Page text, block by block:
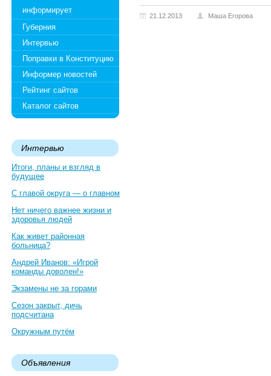
информирует
Губерния
Интервью
Поправки в Конституцию
Информер новостей
Рейтинг сайтов
Каталог сайтов
Интервью
Итоги, планы и взгляд в
будущее
С главой округа — о главном
Нет ничего важнее жизни и
здоровья людей
Как живет районная
больница?
Андрей Иванов: «Игрой
команды доволен!»
Экзамены не за горами
Сезон закрыт, дичь
подсчитана
Окружным путём
Объявления
21.12.2013 Маша Егорова